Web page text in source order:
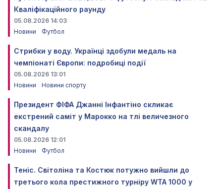
Кваліфікаційного раунду
05.08.2026 14:03
Новини
Футбол
Стрибки у воду. Українці здобули медаль на
чемпіонаті Європи: подробиці події
05.08.2026 13:01
Новини
Новини спорту
Президент ФІФА Джанні Інфантіно скликає
екстрений саміт у Марокко на тлі величезного
скандалу
05.08.2026 12:01
Новини
Футбол
Теніс. Світоліна та Костюк потужно вийшли до
третього кола престижного турніру WTA 1000 у